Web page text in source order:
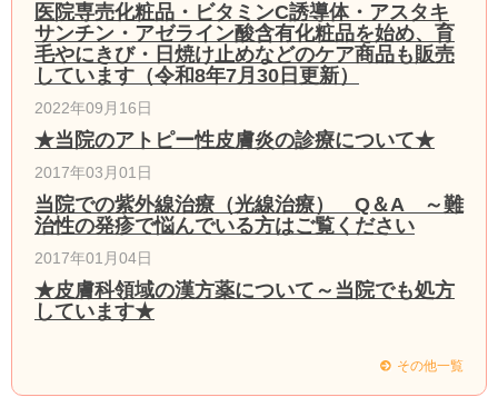
医院専売化粧品・ビタミンC誘導体・アスタキ
サンチン・アゼライン酸含有化粧品を始め、育
毛やにきび・日焼け止めなどのケア商品も販売
しています（令和8年7月30日更新）
2022年09月16日
★当院のアトピー性皮膚炎の診療について★
2017年03月01日
当院での紫外線治療（光線治療） Q＆A ～難
治性の発疹で悩んでいる方はご覧ください
2017年01月04日
★皮膚科領域の漢方薬について～当院でも処方
しています★
その他一覧